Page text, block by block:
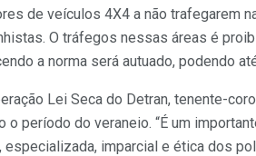
de veículos 4X4 a não trafegarem
O tráfegos nessas áreas é
a norma será autuado, podendo
Lei Seca do Detran, tenente-
período do veraneio. “É um
especializada, imparcial e ética dos